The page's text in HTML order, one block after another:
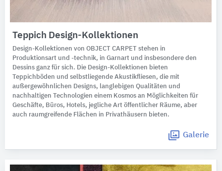
Teppich Design-Kollektionen
Design-Kollektionen von OBJECT CARPET stehen in
Produktionsart und -technik, in Garnart und insbesondere den
Dessins ganz für sich. Die Design-Kollektionen bieten
Teppichböden und selbstliegende Akustikfliesen, die mit
außergewöhnlichen Designs, langlebigen Qualitäten und
nachhaltigen Technologien einem Kosmos an Möglichkeiten für
Geschäfte, Büros, Hotels, jegliche Art öffentlicher Räume, aber
auch raumgreifende Flächen in Privathäusern bieten.
Galerie